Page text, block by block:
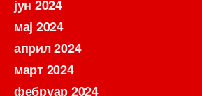
јун 2024
мај 2024
април 2024
март 2024
фебруар 2024